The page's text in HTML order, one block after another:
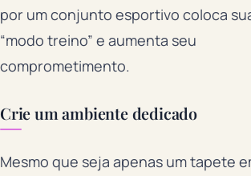
por um conjunto esportivo coloca
“modo treino” e aumenta seu
comprometimento.
Crie um ambiente dedicado
Mesmo que seja apenas um tapete